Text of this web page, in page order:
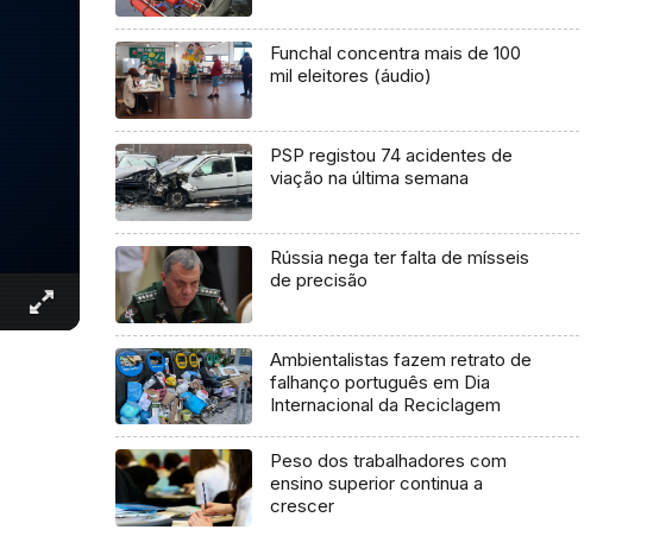
Funchal concentra mais de 100
mil eleitores (áudio)
PSP registou 74 acidentes de
viação na última semana
Rússia nega ter falta de mísseis
de precisão
Ambientalistas fazem retrato de
falhanço português em Dia
Internacional da Reciclagem
Peso dos trabalhadores com
ensino superior continua a
crescer